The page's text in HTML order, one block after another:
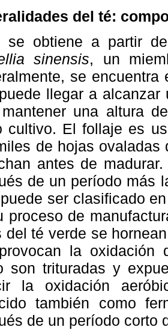
del té:
se obtiene a partir
sinensis, un
se
llegar a
una altura
cultivo. El follaje es
de hojas
antes de
de un período más
ser clasificado
proceso de
del té verde se
la
son trituradas y
la oxidación
también como
de un período corto